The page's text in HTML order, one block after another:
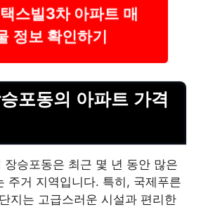
스빌3차 아파트 매
정보 확인하기
포동의 아파트 가격
장승포동은 최근 몇 년 동안 많은
주거 지역입니다. 특히, 국제푸른
지는 고급스러운 시설과 편리한